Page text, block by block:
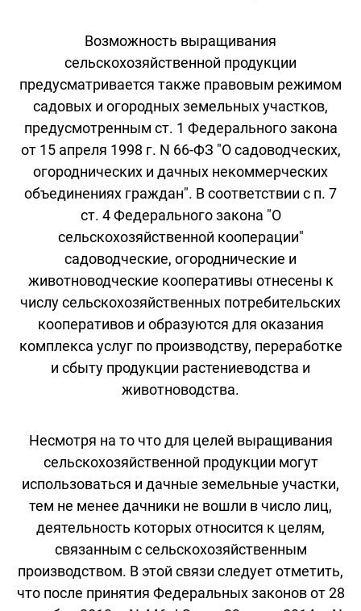
Возможность выращивания
сельскохозяйственной продукции
предусматривается также правовым режимом
садовых и огородных земельных участков,
предусмотренным ст. 1 Федерального закона
от 15 апреля 1998 г. N 66-ФЗ "О садоводческих,
огороднических и дачных некоммерческих
объединениях граждан". В соответствии с п. 7
ст. 4 Федерального закона "О
сельскохозяйственной кооперации"
садоводческие, огороднические и
животноводческие кооперативы отнесены к
числу сельскохозяйственных потребительских
кооперативов и образуются для оказания
комплекса услуг по производству, переработке
и сбыту продукции растениеводства и
животноводства.
Несмотря на то что для целей выращивания
сельскохозяйственной продукции могут
использоваться и дачные земельные участки,
тем не менее дачники не вошли в число лиц,
деятельность которых относится к целям,
связанным с сельскохозяйственным
производством. В этой связи следует отметить,
что после принятия Федеральных законов от 28